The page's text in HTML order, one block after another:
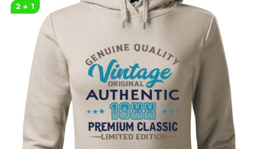
TRIČKA
MIKINY
OKAMŽITĚ K ODBĚRU
B2B
MÁM SRDCE POMÁHÁM
2 + 1